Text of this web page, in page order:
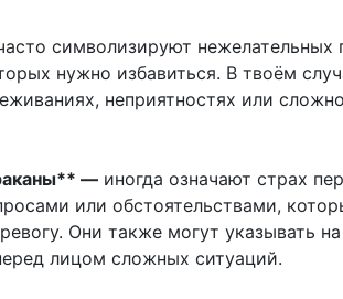
символизируют нежелательных
нужно избавиться. В твоём
неприятностях или
— иногда означают страх
или обстоятельствами,
Они также могут указывать
лицом сложных ситуаций.